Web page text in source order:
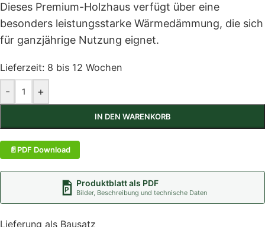
Dieses Premium-Holzhaus verfügt über eine
besonders leistungsstarke Wärmedämmung, die sich
für ganzjährige Nutzung eignet.
Lieferzeit: 8 bis 12 Wochen
- +
IN DEN WARENKORB
PDF Download
Produktblatt als PDF
Bilder, Beschreibung und technische Daten
Lieferung als Bausatz